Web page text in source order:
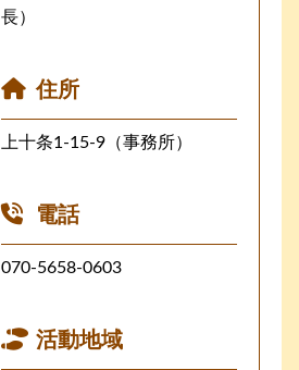
長）
住所
上十条1-15-9（事務所）
電話
070-5658-0603
活動地域